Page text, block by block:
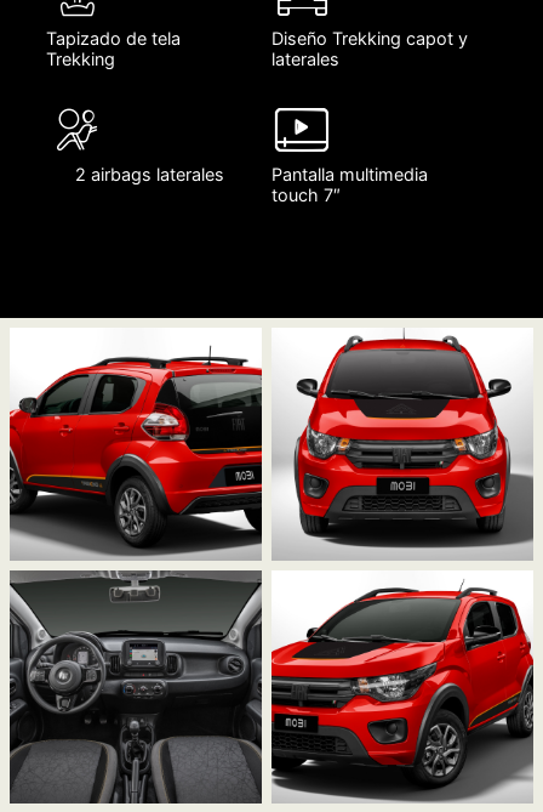
Tapizado de tela
Trekking
Diseño Trekking capot y
laterales
2 airbags laterales
Pantalla multimedia
touch 7″